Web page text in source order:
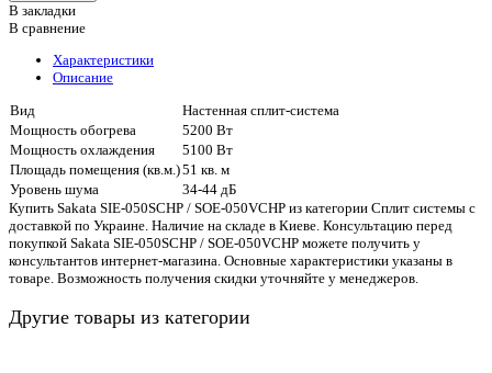
В закладки
В сравнение
Характеристики
Описание
Вид
Настенная сплит-система
Мощность обогрева
5200 Вт
Мощность охлаждения
5100 Вт
Площадь помещения (кв.м.)51 кв. м
Уровень шума
34-44 дБ
Купить Sakata SIE-050SCHP / SOE-050VCHP из категории Сплит системы с
доставкой по Украине. Наличие на складе в Киеве. Консультацию перед
покупкой Sakata SIE-050SCHP / SOE-050VCHP можете получить у
консультантов интернет-магазина. Основные характеристики указаны в
товаре. Возможность получения скидки уточняйте у менеджеров.
Другие товары из категории